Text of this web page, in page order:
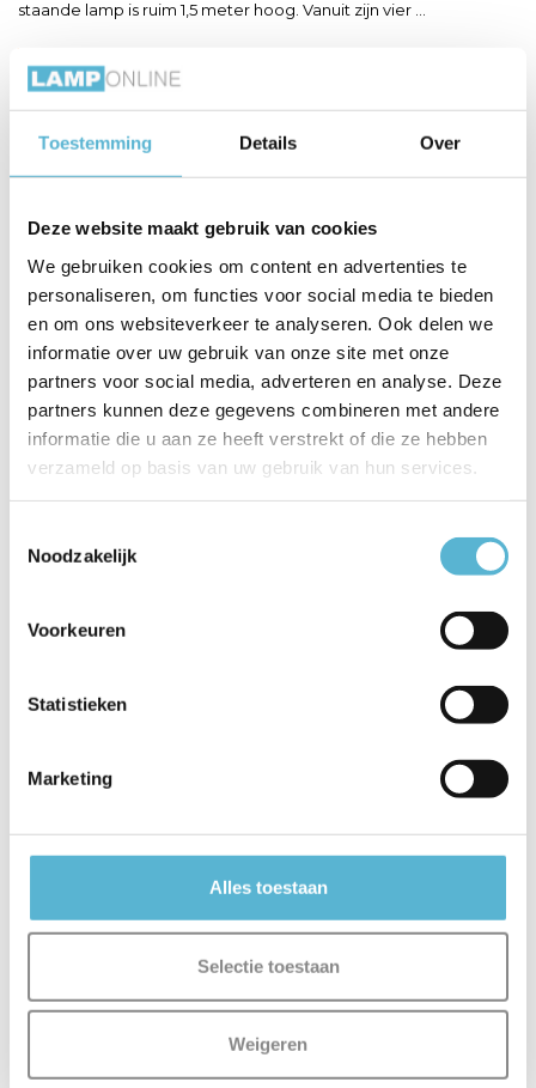
Toestemming Details Over
Deze website maakt gebruik van cookies
We gebruiken cookies om content en advertenties te
personaliseren, om functies voor social media te bieden
en om ons websiteverkeer te analyseren. Ook delen we
informatie over uw gebruik van onze site met onze
partners voor social media, adverteren en analyse. Deze
partners kunnen deze gegevens combineren met andere
informatie die u aan ze heeft verstrekt of die ze hebben
verzameld op basis van uw gebruik van hun services.
Noodzakelijk
Voorkeuren
Statistieken
Marketing
Alles toestaan
Selectie toestaan
Weigeren
staande lamp is ruim 1,5 meter hoog. Vanuit zijn vier ...
Artikelnummer 45774/04/30
EAN 5411212450999
Leverancier Lucide
Breedte 25
Toon meer
Gerelateerde artikelen:
Based on 0 reviews
Er zijn nog geen reviews geschreven over dit product..